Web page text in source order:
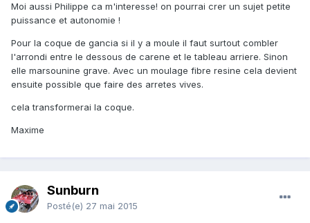
Moi aussi Philippe ca m'interesse! on pourrai crer un sujet petite
puissance et autonomie !
Pour la coque de gancia si il y a moule il faut surtout combler
l'arrondi entre le dessous de carene et le tableau arriere. Sinon
elle marsounine grave. Avec un moulage fibre resine cela devient
ensuite possible que faire des arretes vives.
cela transformerai la coque.
Maxime
Sunburn
Posté(e) 27 mai 2015